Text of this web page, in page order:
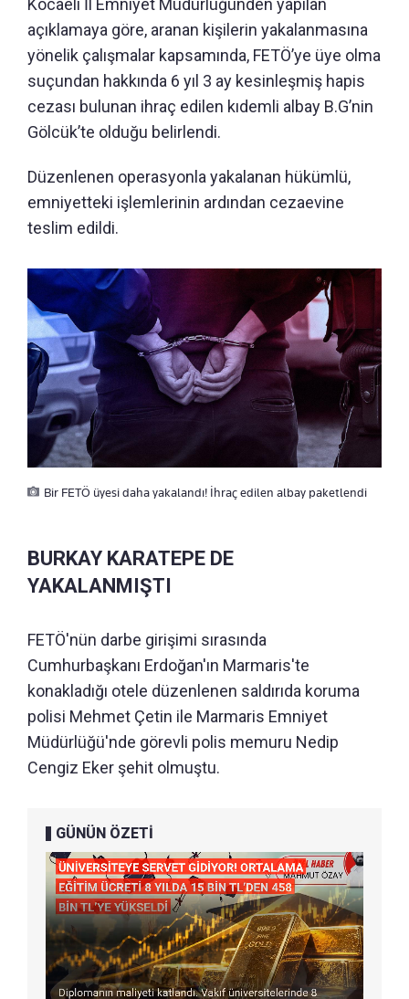
Kocaeli İl Emniyet Müdürlüğünden yapılan
açıklamaya göre, aranan kişilerin yakalanmasına
yönelik çalışmalar kapsamında, FETÖ’ye üye olma
suçundan hakkında 6 yıl 3 ay kesinleşmiş hapis
cezası bulunan ihraç edilen kıdemli albay B.G’nin
Gölcük’te olduğu belirlendi.
Düzenlenen operasyonla yakalanan hükümlü,
emniyetteki işlemlerinin ardından cezaevine
teslim edildi.
Bir FETÖ üyesi daha yakalandı! İhraç edilen albay paketlendi
BURKAY KARATEPE DE
YAKALANMIŞTI
FETÖ'nün darbe girişimi sırasında
Cumhurbaşkanı Erdoğan'ın Marmaris'te
konakladığı otele düzenlenen saldırıda koruma
polisi Mehmet Çetin ile Marmaris Emniyet
Müdürlüğü'nde görevli polis memuru Nedip
Cengiz Eker şehit olmuştu.
GÜNÜN ÖZETİ